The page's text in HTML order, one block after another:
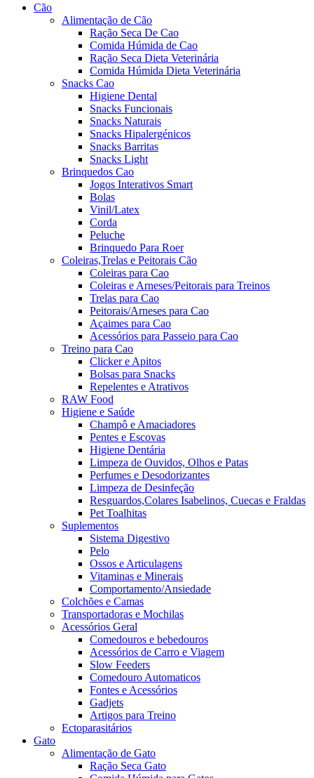
Cão
Alimentação de Cão
Ração Seca De Cao
Comida Húmida de Cao
Ração Seca Dieta Veterinária
Comida Húmida Dieta Veterinária
Snacks Cao
Higiene Dental
Snacks Funcionais
Snacks Naturais
Snacks Hipalergénicos
Snacks Barritas
Snacks Light
Brinquedos Cao
Jogos Interativos Smart
Bolas
Vinil/Latex
Corda
Peluche
Brinquedo Para Roer
Coleiras,Trelas e Peitorais Cão
Coleiras para Cao
Coleiras e Arneses/Peitorais para Treinos
Trelas para Cao
Peitorais/Arneses para Cao
Açaimes para Cao
Acessórios para Passeio para Cao
Treino para Cao
Clicker e Apitos
Bolsas para Snacks
Repelentes e Atrativos
RAW Food
Higiene e Saúde
Champô e Amaciadores
Pentes e Escovas
Higiene Dentária
Limpeza de Ouvidos, Olhos e Patas
Perfumes e Desodorizantes
Limpeza de Desinfeção
Resguardos,Colares Isabelinos, Cuecas e Fraldas
Pet Toalhitas
Suplementos
Sistema Digestivo
Pelo
Ossos e Articulagens
Vitaminas e Minerais
Comportamento/Ansiedade
Colchões e Camas
Transportadoras e Mochilas
Acessórios Geral
Comedouros e bebedouros
Acessórios de Carro e Viagem
Slow Feeders
Comedouro Automaticos
Fontes e Acessórios
Gadjets
Artigos para Treino
Ectoparasitários
Gato
Alimentação de Gato
Ração Seca Gato